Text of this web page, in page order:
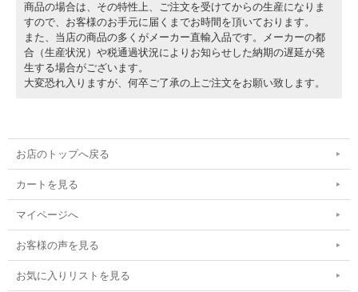
商品の場合は、その特性上、ご注文を受けてからの生産になりま
すので、お客様のお手元に届くまでお時間を頂いております。
また、当店の商品の多くがメーカー直輸入品です。メーカーの都
合（生産状況）や税通過状況によりお知らせした納期の遅延が発
生する場合がございます。
大変恐れ入りますが、何卒ご了承の上ご注文をお願い致します。
お店のトップへ戻る
カートを見る
マイページへ
お客様の声を見る
お気に入りリストを見る